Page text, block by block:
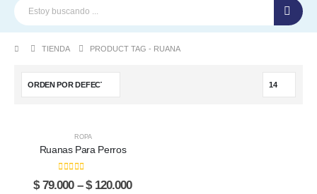
TIENDA PRODUCT TAG - RUANA
variantes.
variantes.
ROPA
Ruanas Para Perros
0out of 5
$79.000 – $120.000Price